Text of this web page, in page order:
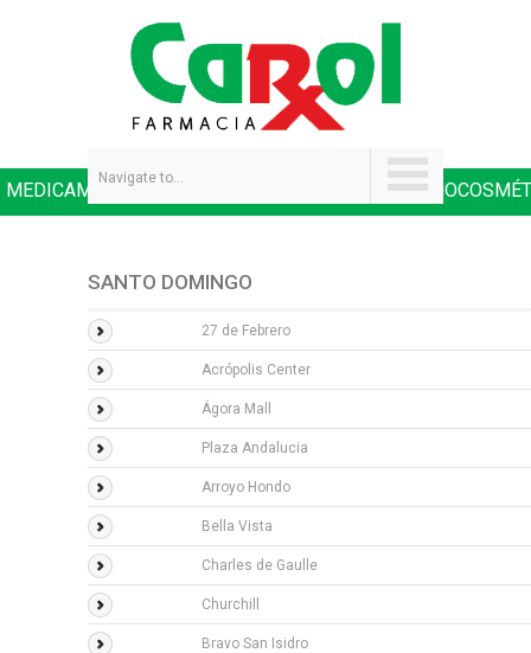
Navigate to...
MEDICAMENTOS
SANTO DOMINGO
27 de Febrero
Acrópolis Center
Ágora Mall
Plaza Andalucia
Arroyo Hondo
Bella Vista
Charles de Gaulle
Churchill
Bravo San Isidro